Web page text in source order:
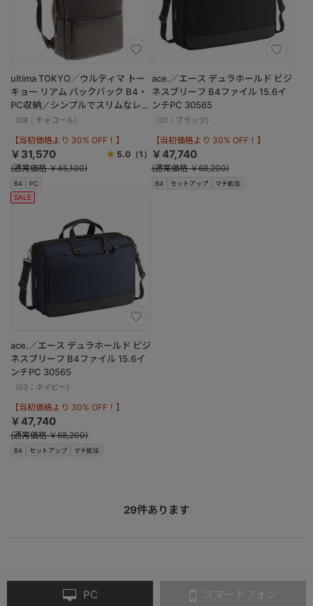
B4 PC
ultima TOKYO／ウルティマ トー
キョー リアム バックパック B4・
PC収納／シンプルでスリムなレザ
ーリュック 77952
（09：チャコール）
【当初価格より 30% OFF！】
￥31,570 5.0（1）
(通常価格 ￥45,100)
B4 セットアップ マチ拡張
ace.／エース デュラホールド ビジ
ネスブリーフ B4ファイル 15.6イ
ンチPC 30565
（01：ブラック）
【当初価格より 30% OFF！】
￥47,740
(通常価格 ￥68,200)
SALE
B4 セットアップ マチ拡張
ace.／エース デュラホールド ビジ
ネスブリーフ B4ファイル 15.6イ
ンチPC 30565
（03：ネイビー）
【当初価格より 30% OFF！】
￥47,740
(通常価格 ￥68,200)
29件あります
PC スマートフォン